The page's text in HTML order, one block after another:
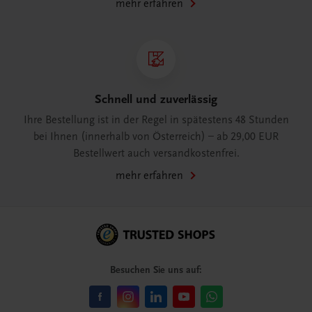
mehr erfahren
Schnell und zuverlässig
Ihre Bestellung ist in der Regel in spätestens 48 Stunden
bei Ihnen (innerhalb von Österreich) – ab 29,00 EUR
Bestellwert auch versandkostenfrei.
mehr erfahren
Besuchen Sie uns auf: